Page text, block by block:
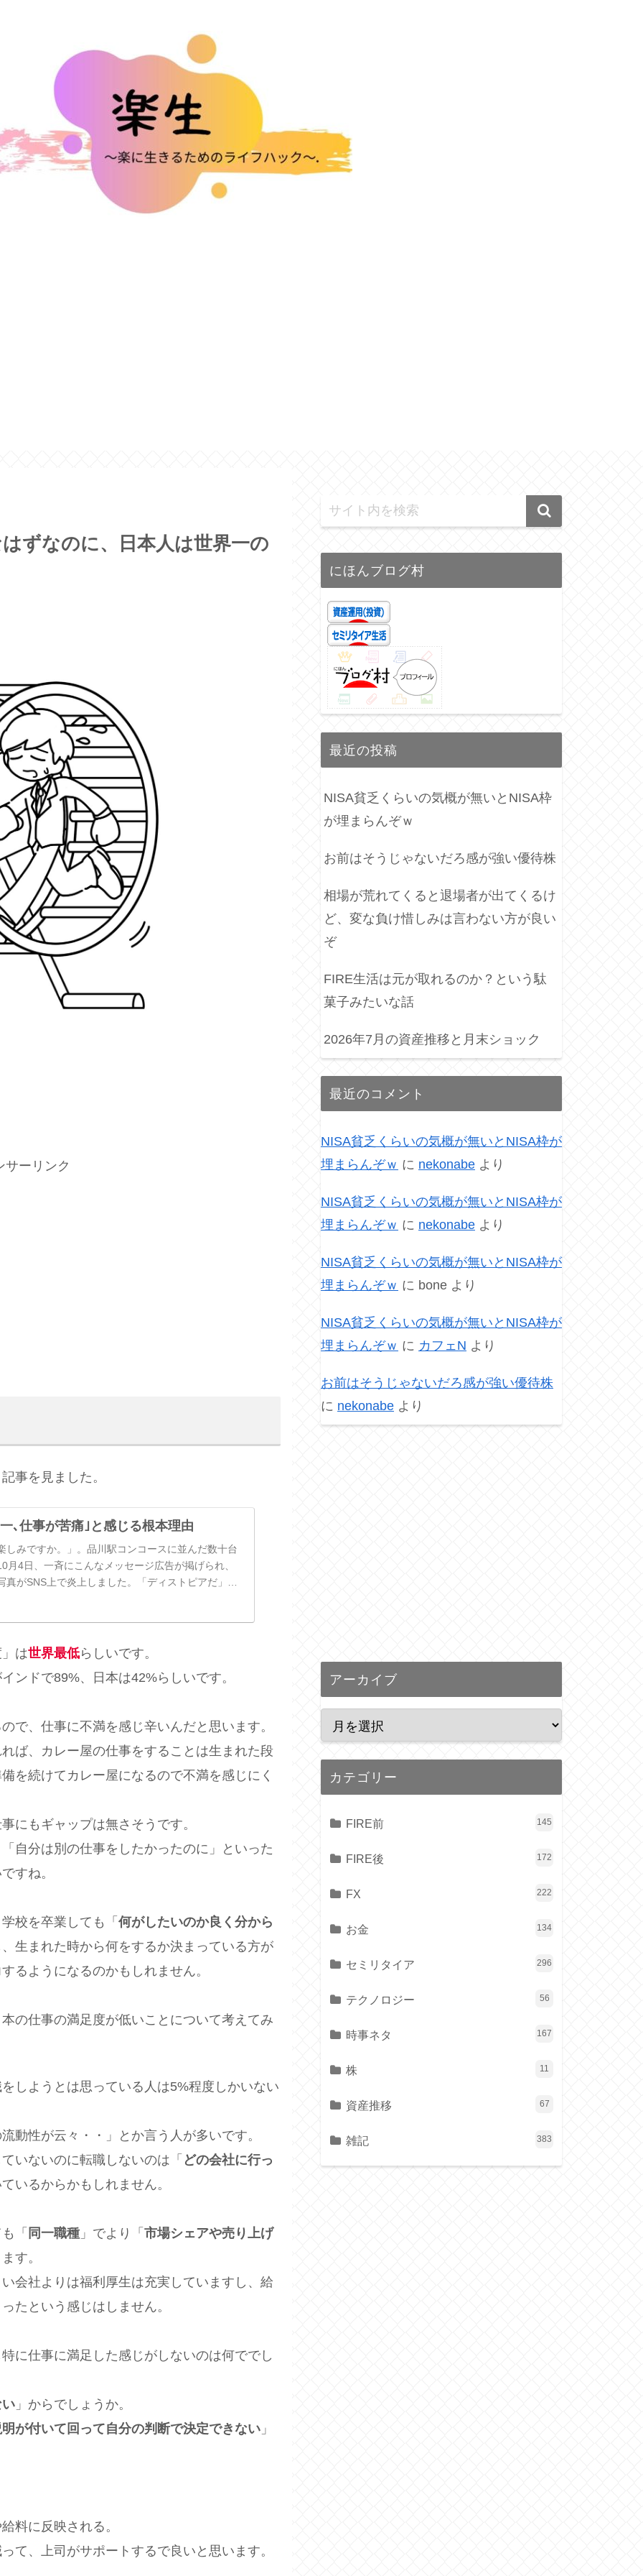
ずなのに、日本人は世界一の
サーリンク
事を見ました。
､仕事が苦痛｣と感じる根本理由
しみですか。」。品川駅コンコースに並んだ数十台
月4日、一斉にこんなメッセージ広告が掲げられ、
真がSNS上で炎上しました。「ディストピアだ」
は世界最低らしいです。
ンドで89%、日本は42%らしいです。
で、仕事に不満を感じ辛いんだと思います。
ば、カレー屋の仕事をすることは生まれた段
を続けてカレー屋になるので不満を感じにく
にもギャップは無さそうです。
自分は別の仕事をしたかったのに」といった
すね。
校を卒業しても「 何がしたいのか良く分から
生まれた時から何をするか決まっている方が
るようになるのかもしれません。
の仕事の満足度が低いことについて考えてみ
しようとは思っている人は5%程度しかいない
動性が云々・・」とか言う人が多いです。
いないのに転職しないのは「 どの会社に行っ
いるからかもしれません。
「 同一職種 」でより「 市場シェアや売り上げ
す。
会社よりは福利厚生は充実していますし、給
たという感じはしません。
に仕事に満足した感じがしないのは何ででし
」からでしょうか。
が付いて回って自分の判断で決定できない 」
料に反映される。
て、上司がサポートするで良いと思います。
にほんブログ村
最近の投稿
NISA貧乏くらいの気概が無いとNISA枠
が埋まらんぞｗ
お前はそうじゃないだろ感が強い優待株
相場が荒れてくると退場者が出てくるけ
ど、変な負け惜しみは言わない方が良い
ぞ
FIRE生活は元が取れるのか？という駄
菓子みたいな話
2026年7月の資産推移と月末ショック
最近のコメント
NISA貧乏くらいの気概が無いとNISA枠が
埋まらんぞｗ に nekonabe より
NISA貧乏くらいの気概が無いとNISA枠が
埋まらんぞｗ に nekonabe より
NISA貧乏くらいの気概が無いとNISA枠が
埋まらんぞｗ に bone より
NISA貧乏くらいの気概が無いとNISA枠が
埋まらんぞｗ に カフェN より
お前はそうじゃないだろ感が強い優待株
に nekonabe より
アーカイブ
カテゴリー
FIRE前 145
FIRE後 172
FX 222
お金 134
セミリタイア 296
テクノロジー 56
時事ネタ 167
株 11
資産推移 67
雑記 383